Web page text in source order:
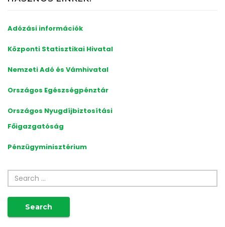
Adózási információk
Központi Statisztikai Hivatal
Nemzeti Adó és Vámhivatal
Országos Egészségpénztár
Országos Nyugdíjbiztosítási
Főigazgatóság
Pénzügyminisztérium
Search